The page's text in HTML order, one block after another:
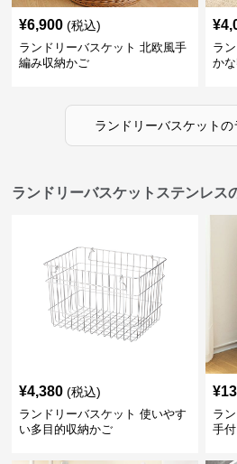
¥6,900 (税込)
ランドリーバスケット 北欧風手
編み収納かご
¥
ラ
か
ランドリーバスケットの
ランドリーバスケットステンレス
¥4,380 (税込)
ランドリーバスケット 使いやす
い多目的収納かご
¥
ラ
手